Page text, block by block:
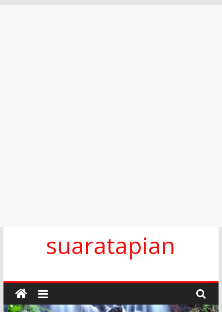
suaratapian